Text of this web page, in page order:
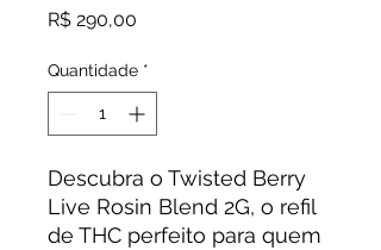
R$ 290,00
Quantidade *
Descubra o Twisted Berry
Live Rosin Blend 2G, o refil
de THC perfeito para quem